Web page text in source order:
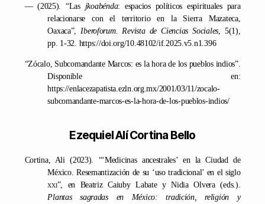
— (2025). “Las jkoabénda: espacios políticos espirituales para
relacionarse con el territorio en la Sierra Mazateca,
Oaxaca”, Iberoforum. Revista de Ciencias Sociales , 5(1),
pp. 1-32. https://doi.org/10.48102/if.2025.v5.n1.396
“Zócalo, Subcomandante Marcos: es la hora de los pueblos indios”.
Disponible en:
https://enlacezapatista.ezln.org.mx/2001/03/11/zocalo-
subcomandante-marcos-es-la-hora-de-los-pueblos-indios/
Ezequiel Alí Cortina Bello
Cortina, Ali (2023). “‘Medicinas ancestrales’ en la Ciudad de
México. Resemantización de su ‘uso tradicional’ en el siglo
xxi”, en Beatriz Caiuby Labate y Nidia Olvera (eds.).
Plantas sagradas en México: tradición, religión y